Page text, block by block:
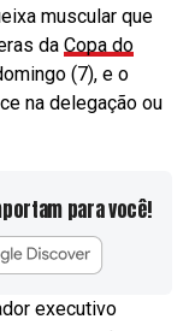
muscular que
da Copa do
(7), e o
na delegação ou
para você!
executivo